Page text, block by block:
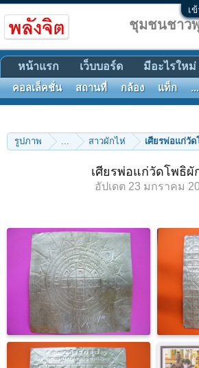
เ
รูปภาพ ... สาวผักไห่ เศียรพ่อแก่วั
เศียรพ่อแก่วัดโพธิผั
อัปเดต 23 มกราคม
ชุมชนชาว
หน้าแรก เว็บบอร์ด มีอะไรใหม่
คอลเล็คชั่น สถานที่ กล้อง แท็ก ...